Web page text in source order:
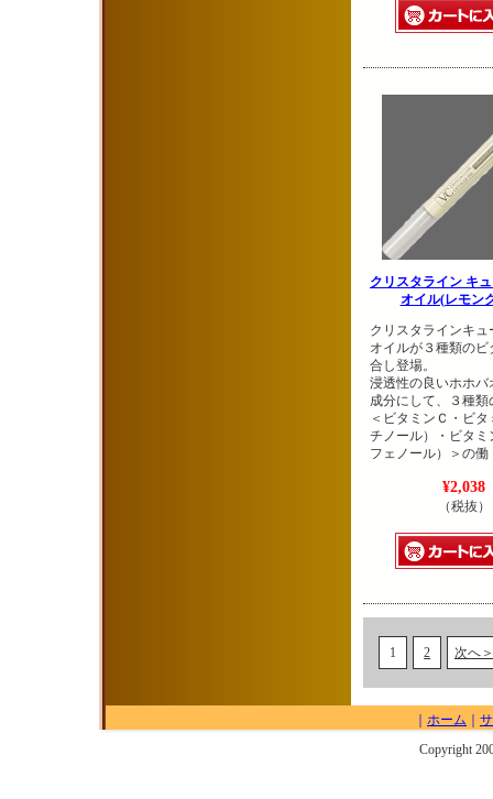
クリスタライン キ
オイル(レモン
クリスタラインキュ
オイルが３種類のビ
合し登場。
浸透性の良いホホバ
成分にして、３種類
＜ビタミンＣ・ビ
チノール）・ビタミ
フェノール）＞の働
¥2,038
（税抜）
1 2 次へ＞
｜ ホーム ｜
Copyright